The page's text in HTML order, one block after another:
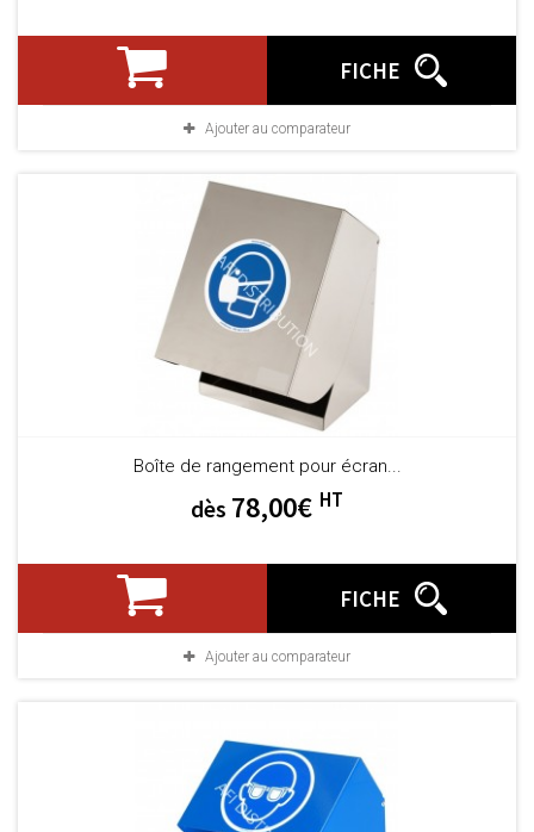
FICHE
Ajouter au comparateur
Boîte de rangement pour écran...
dès 78,00€ HT
FICHE
Ajouter au comparateur